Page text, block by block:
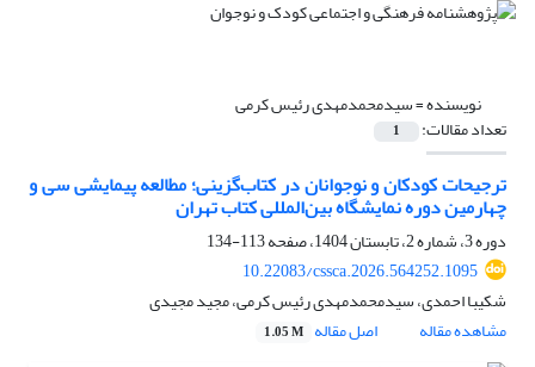
نویسنده =سیدمحمدمهدی رئیس کرمی
تعداد مقالات: 1
ترجیحات کودکان و نوجوانان در کتاب‌گزینی؛ مطالعه پیمایشی سی و
چهارمین دوره نمایشگاه بین‌المللی کتاب تهران
دوره 3، شماره 2، تابستان 1404، صفحه
113-134
10.22083/cssca.2026.564252.1095
شکیبا احمدی، سیدمحمدمهدی رئیس کرمی، مجید مجیدی
مشاهده مقاله
اصل مقاله 1.05 M